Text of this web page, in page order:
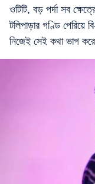
ওটিটি, বড় পর্দা সব
টলিপাড়ার গণ্ডি পেরিয়ে
নিজেই সেই কথা ভাগ করে